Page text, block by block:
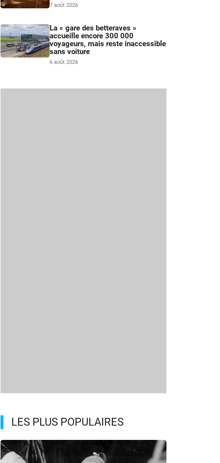
7 août 2026
La « gare des betteraves »
accueille encore 300 000
voyageurs, mais reste inaccessible
sans voiture
6 août 2026
LES PLUS POPULAIRES